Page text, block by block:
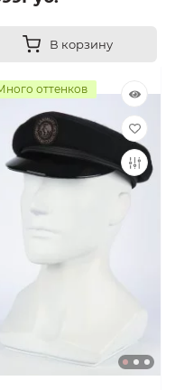
В корзину
оттенков